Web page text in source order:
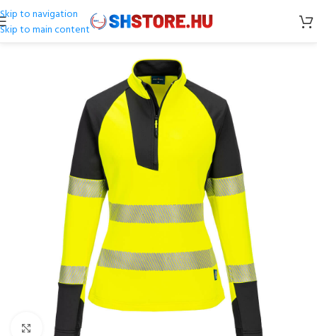
Skip to navigation
Skip to main content
Kattintson a nagyításhoz